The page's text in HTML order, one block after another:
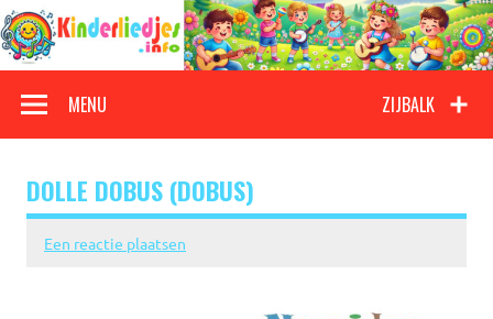
Doorgaan
naar
inhoud
Kinderliedjes
ZIJBALK
MENU
DOLLE DOBUS (DOBUS)
Een reactie plaatsen